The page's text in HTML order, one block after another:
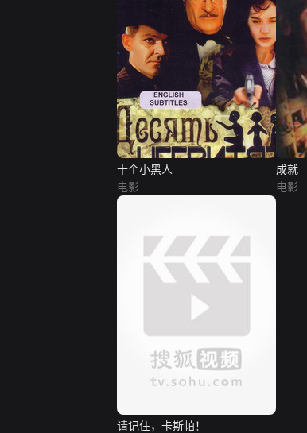
十个小黑人
电影
成就
电影
请记住，卡斯帕！